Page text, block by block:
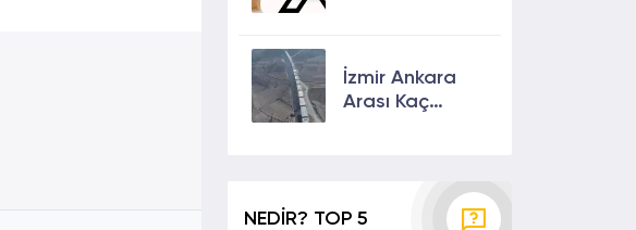
Sunulan Son
Özellikler 2024
İzmir Ankara
Arası Kaç
NEDİR? TOP 5